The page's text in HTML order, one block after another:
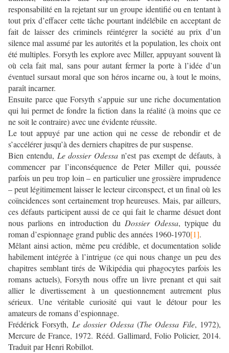
responsabilité en la rejetant sur un groupe identifié ou en tentant à
tout prix d’effacer cette tâche pourtant indélébile en acceptant de
fait de laisser des criminels réintégrer la société au prix d’un
silence mal assumé par les autorités et la population, les choix ont
été multiples. Forsyth les explore avec Miller, appuyant souvent là
où cela fait mal, sans pour autant fermer la porte à l’idée d’un
éventuel sursaut moral que son héros incarne ou, à tout le moins,
paraît incarner.
Ensuite parce que Forsyth s’appuie sur une riche documentation
qui lui permet de fondre la fiction dans la réalité (à moins que ce
ne soit le contraire) avec une évidente réussite.
Le tout appuyé par une action qui ne cesse de rebondir et de
s’accélérer jusqu’à des derniers chapitres de pur suspense.
Bien entendu, Le dossier Odessa n’est pas exempt de défauts, à
commencer par l’inconséquence de Peter Miller qui, poussée
parfois un peu trop loin – en particulier une grossière imprudence
– peut légitimement laisser le lecteur circonspect, et un final où les
coïncidences sont certainement trop heureuses. Mais, par ailleurs,
ces défauts participent aussi de ce qui fait le charme désuet dont
nous parlions en introduction du Dossier Odessa, typique du
roman d’espionnage grand public des années 1960-1970[1].
Mêlant ainsi action, même peu crédible, et documentation solide
habilement intégrée à l’intrigue (ce qui nous change un peu des
chapitres semblant tirés de Wikipédia qui phagocytes parfois les
romans actuels), Forsyth nous offre un livre prenant et qui sait
allier le divertissement à un questionnement autrement plus
sérieux. Une véritable curiosité qui vaut le détour pour les
amateurs de romans d’espionnage.
Frédérick Forsyth, Le dossier Odessa(The Odessa File, 1972),
Mercure de France, 1972. Rééd. Gallimard, Folio Policier, 2014.
Traduit par Henri Robillot.